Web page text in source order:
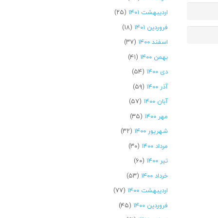
اردیبهشت ۱۴۰۱
(۲۵)
فروردین ۱۴۰۱
(۱۸)
اسفند ۱۴۰۰
(۳۷)
بهمن ۱۴۰۰
(۴۱)
دی ۱۴۰۰
(۵۴)
آذر ۱۴۰۰
(۵۹)
آبان ۱۴۰۰
(۵۷)
مهر ۱۴۰۰
(۳۵)
شهریور ۱۴۰۰
(۳۲)
مرداد ۱۴۰۰
(۳۰)
تیر ۱۴۰۰
(۶۰)
خرداد ۱۴۰۰
(۵۳)
اردیبهشت ۱۴۰۰
(۷۷)
فروردین ۱۴۰۰
(۴۵)